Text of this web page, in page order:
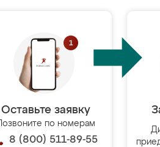
Оставьте заявку
Позвоните по номерам
8 (800) 511-89-55